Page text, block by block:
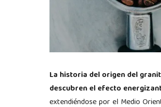
La historia del origen del
descubren el efecto
extendiéndose por el Medio